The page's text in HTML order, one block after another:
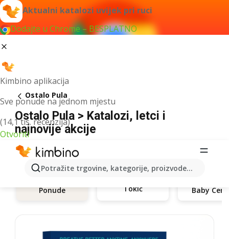
Aktualni katalozi uvijek pri ruci
Dodajte u Chrome – BESPLATNO
Kimbino aplikacija
Sve ponude na jednom mjestu
(14,1 tis. recenzija)
Otvoriti
Potražite trgovine, kategorije, proizvode...
Ostalo Pula
Ostalo Pula > Katalozi, letci i
najnovije akcije
Ponude Tokić